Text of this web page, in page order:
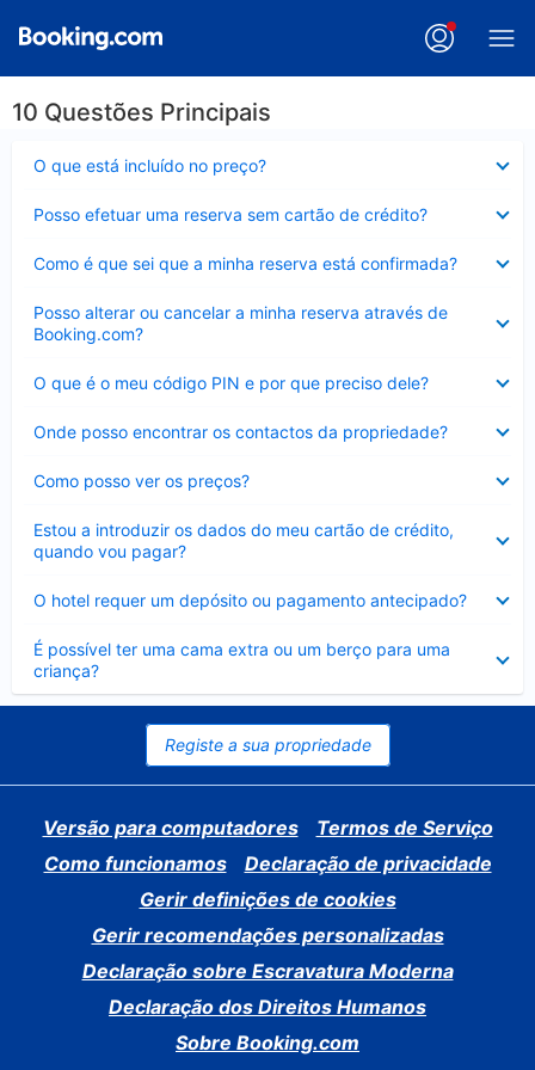
10 Questões Principais
O que está incluído no preço?
fechado
Posso efetuar uma reserva sem cartão de crédito?
fechado
Como é que sei que a minha reserva está confirmada?
fechado
Posso alterar ou cancelar a minha reserva através de
Booking.com?
fechado
O que é o meu código PIN e por que preciso dele?
fechado
Onde posso encontrar os contactos da propriedade?
fechado
Como posso ver os preços?
fechado
Estou a introduzir os dados do meu cartão de crédito,
quando vou pagar?
fechado
O hotel requer um depósito ou pagamento antecipado?
fechado
É possível ter uma cama extra ou um berço para uma
criança?
Elemento
fechado
Registe a sua propriedade
Versão para computadores
Termos de Serviço
Como funcionamos
Declaração de privacidade
Gerir definições de cookies
Gerir recomendações personalizadas
Declaração sobre Escravatura Moderna
Declaração dos Direitos Humanos
Sobre Booking.com